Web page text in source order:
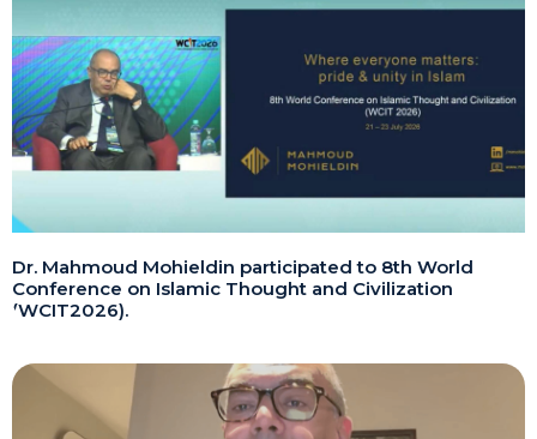
Dr. Mahmoud Mohieldin participated to 8th World
Conference on Islamic Thought and Civilization
(WCIT2026).